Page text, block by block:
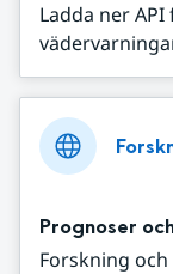
Ladda ner
Prognoser
Forskning